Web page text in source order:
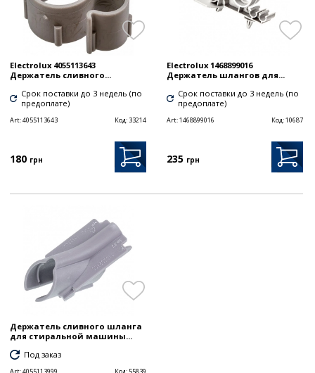
Electrolux 4055113643
Держатель сливного...
Срок поставки до 3 недель (по
предоплате)
Art:4055113643 Код: 33214
180 грн
Electrolux 1468899016
Держатель шлангов для...
Срок поставки до 3 недель (по
предоплате)
Art:1468899016 Код:10687
235 грн
Держатель сливного шланга
для стиральной машины...
Под заказ
Art:4055113999 Код: 55839